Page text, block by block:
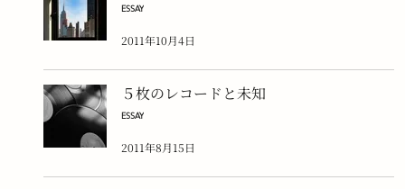
ESSAY
2011年10月4日
５枚のレコードと未知
ESSAY
2011年8月15日